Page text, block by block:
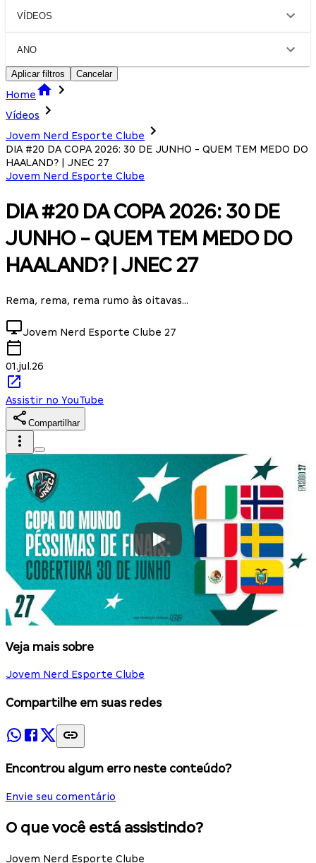
VÍDEOS
ANO
Aplicar filtros Cancelar
Home
Vídeos
Jovem Nerd Esporte Clube
DIA #20 DA COPA 2026: 30 DE JUNHO - QUEM TEM MEDO DO
HAALAND? | JNEC 27
Jovem Nerd Esporte Clube
DIA #20 DA COPA 2026: 30 DE
JUNHO - QUEM TEM MEDO DO
HAALAND? | JNEC 27
Rema, rema, rema rumo às oitavas...
Jovem Nerd Esporte Clube 27
01.jul.26
Assistir no YouTube
Compartilhar
Veja mais sobre
Jovem Nerd Esporte Clube
Compartilhe em suas redes
Encontrou algum erro neste conteúdo?
Envie seu comentário
O que você está assistindo?
Jovem Nerd Esporte Clube